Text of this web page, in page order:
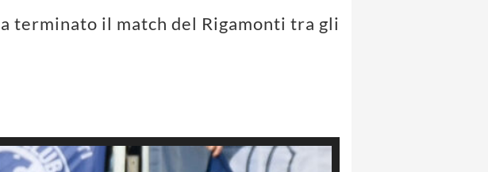
terminato il match del Rigamonti tra gli